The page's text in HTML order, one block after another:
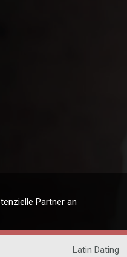
Partner an
Latin Dating